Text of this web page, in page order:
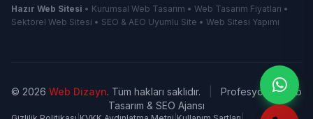
Hazır Web Sitesi • Kurumsal Web Tasarım • Web Tasarım Fiyatları •
Sektörel Web Sitesi • SEO & AEO Uyumlu Site • Web Sitesi Yapımı
© 2026 Web Dizayn. Tüm hakları saklıdır.
Profesyonel Web
Tasarım & SEO Ajansı